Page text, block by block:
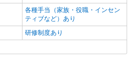
各種手当（家族・役職・インセン
ティブなど）あり
研修制度あり